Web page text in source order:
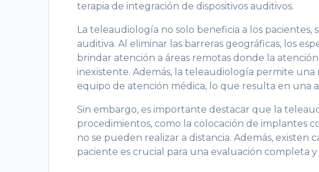
terapia de integración de dispositivos auditivos.
La teleaudiología no solo beneficia a los pacientes,
auditiva. Al eliminar las barreras geográficas, los
brindar atención a áreas remotas donde la
inexistente. Además, la teleaudiología permite
equipo de atención médica, lo que resulta en una
Sin embargo, es importante destacar que la
procedimientos, como la colocación de implantes
no se pueden realizar a distancia. Además, existen
paciente es crucial para una evaluación completa y